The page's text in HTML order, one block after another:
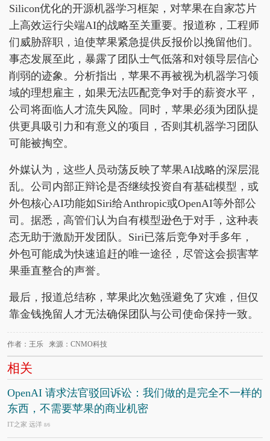
Silicon优化的开源机器学习框架，对苹果在自家芯片
上高效运行尖端AI的战略至关重要。报道称，工程师
们威胁辞职，迫使苹果紧急提供反报价以挽留他们。
事态发展至此，暴露了团队士气低落和对领导层信心
削弱的迹象。分析指出，苹果不再被视为机器学习领
域的理想雇主，如果无法匹配竞争对手的薪资水平，
公司将面临人才流失风险。同时，苹果必须为团队提
供更具吸引力和有意义的项目，否则其机器学习团队
可能被掏空。
外媒认为，这些人员动荡反映了苹果AI战略的深层混
乱。公司内部正辩论是否继续投资自有基础模型，或
外包核心AI功能如Siri给Anthropic或OpenAI等外部公
司。据悉，高管们认为自有模型逊色于对手，这种表
态无助于激励开发团队。Siri已落后竞争对手多年，
外包可能成为快速追赶的唯一途径，尽管这会损害苹
果垂直整合的声誉。
最后，报道总结称，苹果此次勉强避免了灾难，但仅
靠金钱挽留人才无法确保团队与公司使命保持一致。
作者：王乐 来源：CNMO科技
相关
OpenAI 请求法官驳回诉讼：我们做的是完全不一样的
东西，不需要苹果的商业机密
IT之家 远洋 8/6